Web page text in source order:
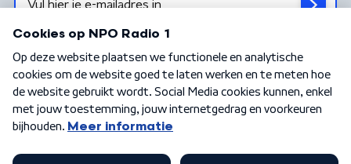
Algemene voorwaarden Privacybeleid